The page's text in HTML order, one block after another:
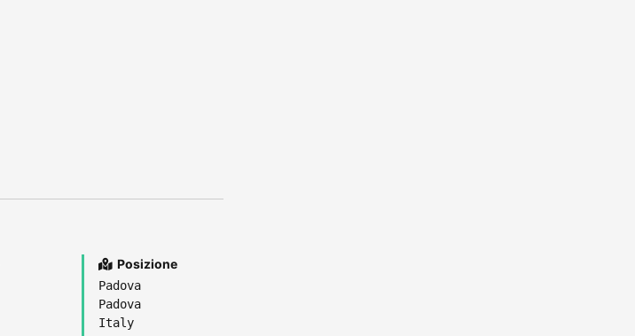
Posizione
Padova
Padova
Italy